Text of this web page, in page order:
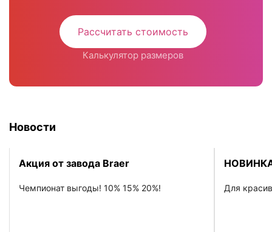
Рассчитать стоимость
Калькулятор размеров
Новости
Акция от завода Braer
Чемпионат выгоды! 10% 15% 20%! Для